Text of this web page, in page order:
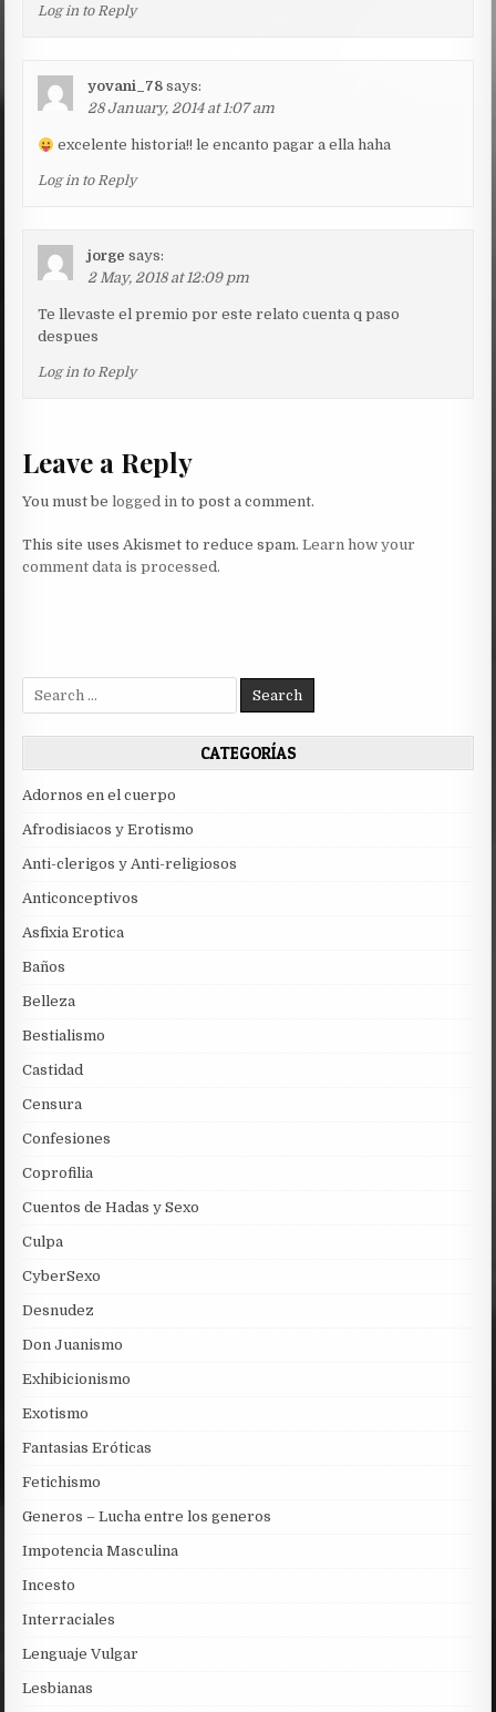
Log in to Reply
yovani_78 says:
28 January, 2014 at 1:07 am
excelente historia!! le encanto pagar a ella haha
Log in to Reply
jorge says:
2 May, 2018 at 12:09 pm
Te llevaste el premio por este relato cuenta q paso
despues
Log in to Reply
Leave a Reply
You must belogged in to post a comment.
This site uses Akismet to reduce spam.Learn how your
comment data is processed.
Search
for:
CATEGORÍAS
Adornos en el cuerpo
Afrodisiacos y Erotismo
Anti-clerigos y Anti-religiosos
Anticonceptivos
Asfixia Erotica
Baños
Belleza
Bestialismo
Castidad
Censura
Confesiones
Coprofilia
Cuentos de Hadas y Sexo
Culpa
CyberSexo
Desnudez
Don Juanismo
Exhibicionismo
Exotismo
Fantasias Eróticas
Fetichismo
Generos – Lucha entre los generos
Impotencia Masculina
Incesto
Interraciales
Lenguaje Vulgar
Lesbianas